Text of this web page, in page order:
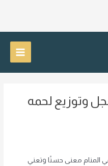
Main
وتوزيع لحمه
في المنام معنى حسنًا وتعني